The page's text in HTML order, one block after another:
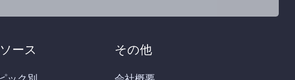
ース その他